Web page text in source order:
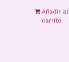
Añadir al
carrito